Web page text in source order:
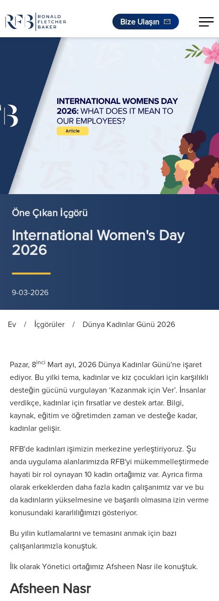
Bize Ulaşın
Öne Çıkan İçgörü
International Women's Day
2026
9-03-2026
Ev / İçgörüler / Dünya Kadınlar Günü 2026
Pazar, 8inci Mart ayı, 2026 Dünya Kadınlar Günü'ne işaret
ediyor. Bu yılki tema, kadınlar ve kız çocukları için karşılıklı
desteğin gücünü vurgulayan ‘Kazanmak için Ver’. İnsanlar
verdikçe, kadınlar için fırsatlar ve destek artar. Bilgi,
kaynak, eğitim ve öğretimden zaman ve desteğe kadar,
kadınlar gelişir.
RFB'de kadınları işimizin merkezine yerleştiriyoruz. Şu
anda uygulama alanlarımızda RFB'yi mükemmelleştirmede
hayati bir rol oynayan 10 kadın ortağımız var. Ayrıca firma
olarak erkeklerden daha fazla kadın çalışanımız var ve bu
da kadınların yükselmesine ve başarılı olmasına izin verme
konusundaki kararlılığımızı gösteriyor.
Bu yılın kutlamalarını ve temasını anmak için bazı
çalışanlarımızla konuştuk.
İlk olarak Yönetici ortağımız Afsheen Nasr ile konuştuk.
Afsheen Nasr